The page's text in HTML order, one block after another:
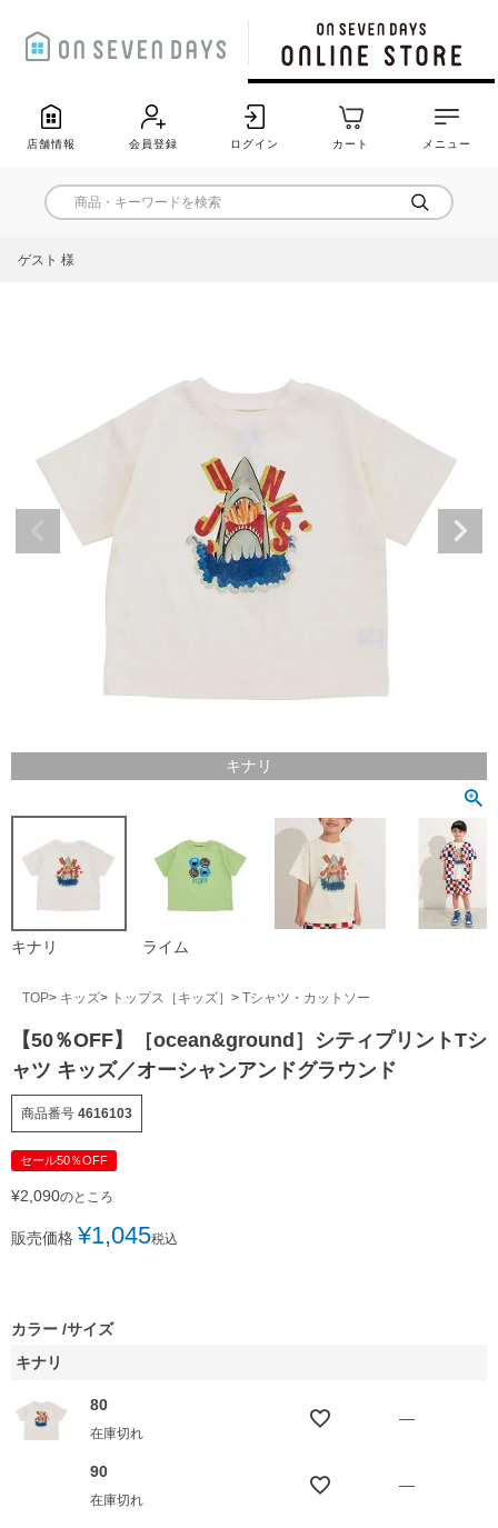
店舗情報 会員登録 ログイン カート メニュー
ゲスト 様
キナリ
キナリ ライム
TOP キッズ トップス［キッズ］ Tシャツ・カットソー
【50％OFF】［ocean&ground］シティプリントTシ
ャツ キッズ／オーシャンアンドグラウンド
商品番号 4616103
セール50％OFF
¥2,090のところ
販売価格 ¥1,045税込
カラー サイズ
キナリ
80
在庫切れ
—
90
在庫切れ
—